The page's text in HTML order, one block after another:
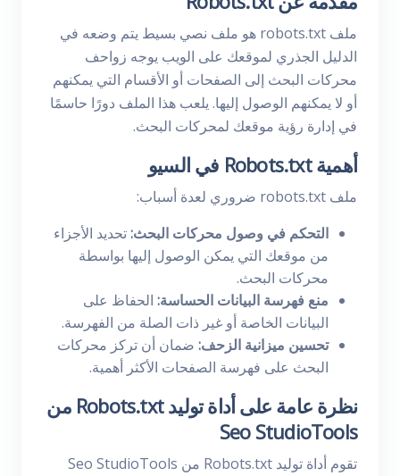
ملف robots.txt هو ملف نصي بسيط يتم وضعه في
الدليل الجذري لموقعك على الويب يوجه زواحف
محركات البحث إلى الصفحات أو الأقسام التي يمكنهم
أو لا يمكنهم الوصول إليها. يلعب هذا الملف دورًا حاسمًا
في إدارة رؤية موقعك لمحركات البحث.
أهمية Robots.txt في السيو
ملف robots.txt ضروري لعدة أسباب:
التحكم في وصول محركات البحث:تحديد الأجزاء
من موقعك التي يمكن الوصول إليها بواسطة
محركات البحث.
منع فهرسة البيانات الحساسة: الحفاظ على
البيانات الخاصة أو غير ذات الصلة من الفهرسة.
تحسين ميزانية الزحف: ضمان أن تركز محركات
البحث على فهرسة الصفحات الأكثر أهمية.
نظرة عامة على أداة توليد Robots.txt من
Seo StudioTools
تقوم أداة توليد Robots.txt من Seo StudioTools